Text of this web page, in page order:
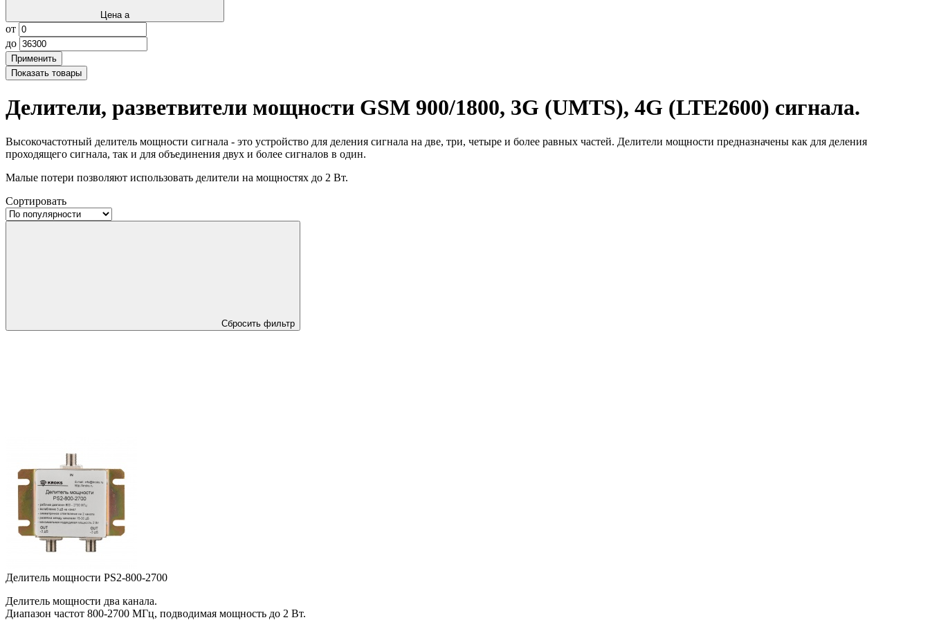
Цена a
от
до
Применить
Показать товары
Делители, разветвители мощности GSM 900/1800, 3G (UMTS), 4G (LTE2600) сигнала.
Высокочастотный делитель мощности сигнала - это устройство для деления сигнала на две, три, четыре и более равных частей. Делители мощности предназначены как для деления
проходящего сигнала, так и для объединения двух и более сигналов в один.
Малые потери позволяют использовать делители на мощностях до 2 Вт.
Сортировать
Сбросить фильтр
Делитель мощности PS2-800-2700
Делитель мощности два канала.
Диапазон частот 800-2700 МГц, подводимая мощность до 2 Вт.